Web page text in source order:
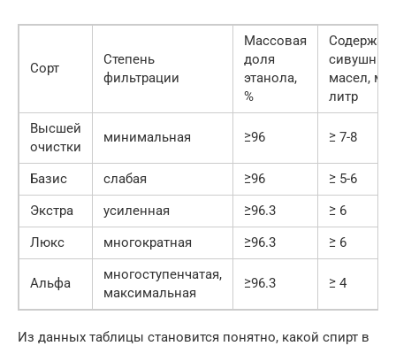
Сорт
Степень
фильтрации
Массовая
доля
этанола,
%
сивушных
масел, мг/
литр
Высшей
очистки
минимальная ≥96 ≥ 7-8
Базис слабая ≥96
≥ 5-6
Экстра
усиленная ≥96.3
≥ 6
Люкс
многократная ≥96.3 ≥ 6
Альфа
многоступенчатая,
максимальная
≥96.3 ≥ 4
Из данных таблицы становится понятно, какой спирт в